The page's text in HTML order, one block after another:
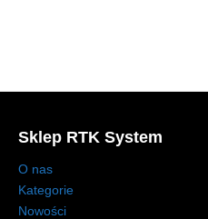
Sklep RTK System
O nas
Kategorie
Nowości